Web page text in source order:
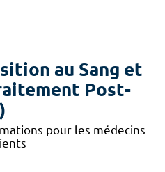
au Sang et
Post-
pour les médecins